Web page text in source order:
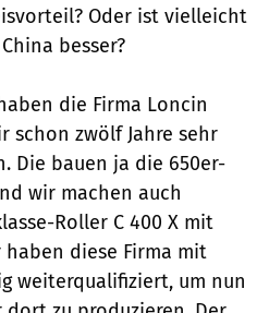
Oder ist vielleicht
besser?
die Firma Loncin
schon zwölf Jahre sehr
Die bauen ja die 650er-
wir machen auch
Roller C 400 X mit
haben diese Firma mit
weiterqualifiziert, um nun